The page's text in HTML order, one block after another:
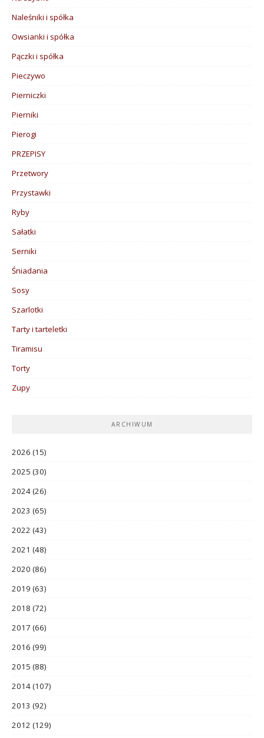
Naleśniki i spółka
Owsianki i spółka
Pączki i spółka
Pieczywo
Pierniczki
Pierniki
Pierogi
PRZEPISY
Przetwory
Przystawki
Ryby
Sałatki
Serniki
Śniadania
Sosy
Szarlotki
Tarty i tarteletki
Tiramisu
Torty
Zupy
ARCHIWUM
2026 (15)
2025 (30)
2024(26)
2023 (65)
2022 (43)
2021 (48)
2020 (86)
2019 (63)
2018 (72)
2017 (66)
2016 (99)
2015 (88)
2014(107)
2013 (92)
2012 (129)